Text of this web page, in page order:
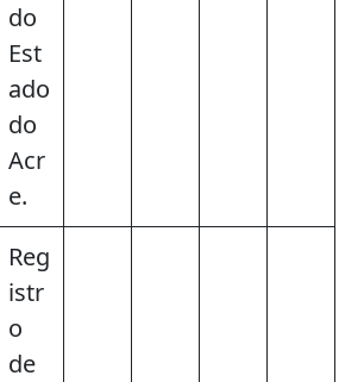
do
Est
ado
do
Acr
e.
Reg
istr
o
de